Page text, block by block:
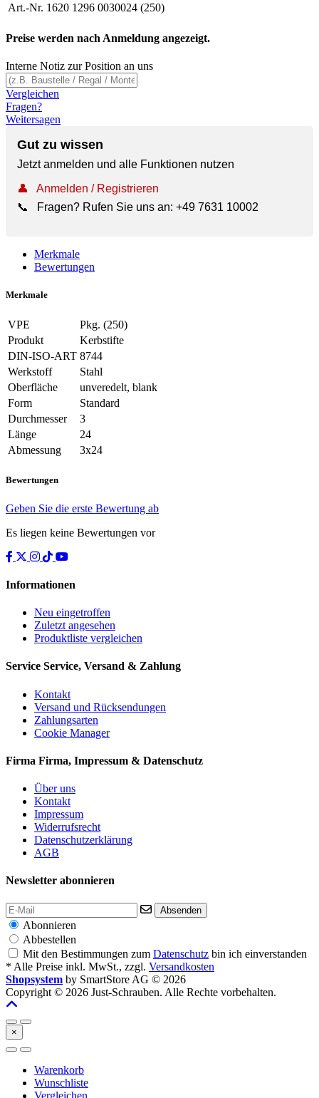
Art.-Nr. 1620 1296 0030024 (250)
Preise werden nach Anmeldung angezeigt.
Interne Notiz zur Position an uns
Vergleichen
Fragen?
Weitersagen
Gut zu wissen
Jetzt anmelden und alle Funktionen nutzen
👤
Anmelden / Registrieren
📞
Fragen? Rufen Sie uns an: +49 7631 10002
Merkmale
Bewertungen
Merkmale
VPE
Pkg. (250)
Produkt
Kerbstifte
DIN-ISO-ART 8744
Werkstoff
Stahl
Oberfläche
unveredelt, blank
Form
Standard
Durchmesser
3
Länge
24
Abmessung
3x24
Bewertungen
Geben Sie die erste Bewertung ab
Es liegen keine Bewertungen vor
Informationen
Neu eingetroffen
Zuletzt angesehen
Produktliste vergleichen
Service Service, Versand & Zahlung
Kontakt
Versand und Rücksendungen
Zahlungsarten
Cookie Manager
Firma Firma, Impressum & Datenschutz
Über uns
Kontakt
Impressum
Widerrufsrecht
Datenschutzerklärung
AGB
Newsletter abonnieren
Absenden
Abonnieren
Abbestellen
Mit den Bestimmungen zum Datenschutz bin ich einverstanden
* Alle Preise inkl. MwSt., zzgl. Versandkosten
Shopsystem by SmartStore AG © 2026
Copyright © 2026 Just-Schrauben. Alle Rechte vorbehalten.
×
Warenkorb
Wunschliste
Vergleichen